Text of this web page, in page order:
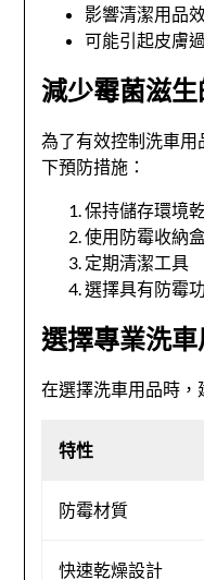
影響清潔用品
可能引起皮膚
減少霉菌滋
為了有效控制洗車
下預防措施：
保持儲存環境
使用防霉收納
定期清潔工具
選擇具有防霉
選擇專業洗
在選擇洗車用品時，
特性
防霉材質
快速乾燥設計